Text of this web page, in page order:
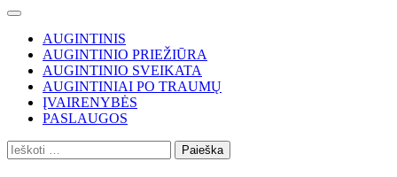
AUGINTINIS
AUGINTINIO PRIEŽIŪRA
AUGINTINIO SVEIKATA
AUGINTINIAI PO TRAUMŲ
ĮVAIRENYBĖS
PASLAUGOS
Ieškoti: